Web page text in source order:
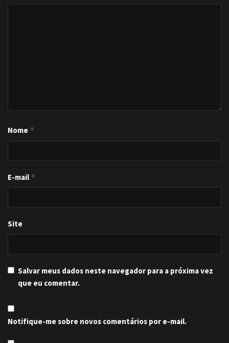
Nome *
E-mail *
Site
Salvar meus dados neste navegador para a próxima vez
que eu comentar.
Notifique-me sobre novos comentários por e-mail.